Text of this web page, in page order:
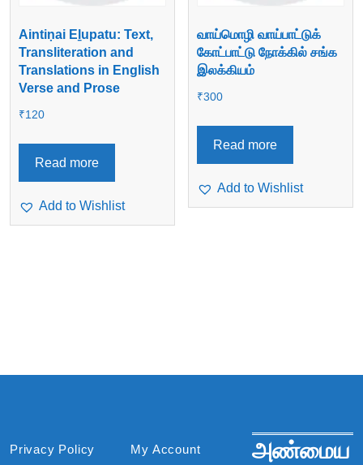
Aintiṇai Eḻupatu: Text,
Transliteration and
Translations in English
Verse and Prose
₹120
Read more
Add to Wishlist
வாய்மொழி வாய்பாட்டுக்
கோட்பாட்டு நோக்கில் சங்க
இலக்கியம்
₹300
Read more
Add to Wishlist
Privacy Policy My Account
அண்மைய